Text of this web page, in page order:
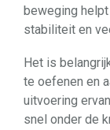
beweging
stabiliteit en
Het is
te oefenen en
uitvoering
snel onder de